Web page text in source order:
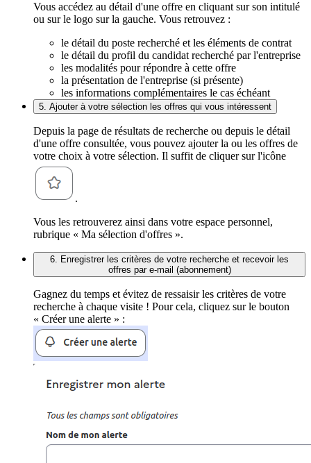
Vous accédez au détail d'une offre en cliquant sur son intitulé
ou sur le logo sur la gauche. Vous retrouvez :
le détail du poste recherché et les éléments de contrat
le détail du profil du candidat recherché par l'entreprise
les modalités pour répondre à cette offre
la présentation de l'entreprise (si présente)
les informations complémentaires le cas échéant
5. Ajouter à votre sélection les offres qui vous intéressent
Depuis la page de résultats de recherche ou depuis le détail
d'une offre consultée, vous pouvez ajouter la ou les offres de
votre choix à votre sélection. Il suffit de cliquer sur l'icône
.
Vous les retrouverez ainsi dans votre espace personnel,
rubrique « Ma sélection d'offres ».
6. Enregistrer les critères de votre recherche et recevoir les
offres par e-mail (abonnement)
Gagnez du temps et évitez de ressaisir les critères de votre
recherche à chaque visite ! Pour cela, cliquez sur le bouton
« Créer une alerte » :